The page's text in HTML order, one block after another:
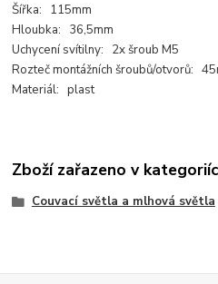
Šířka: 115mm
Hloubka: 36,5mm
Uchycení svítilny: 2x šroub M5
Rozteč montážních šroubů/otvorů:
Materiál: plast
Zboží zařazeno v
Couvací světla a mlhová světla